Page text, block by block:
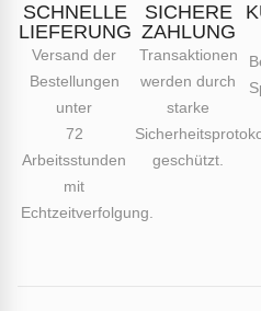
SCHNELLE
LIEFERUNG
Versand der
Bestellungen
unter
72
Arbeitsstunden
mit
Echtzeitverfolgung.
SICHERE
ZAHLUNG
Transaktionen
werden durch
starke
geschützt.